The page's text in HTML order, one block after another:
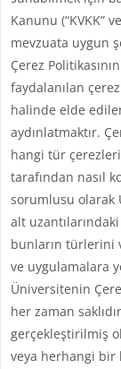
Kanunu (“KVKK”
mevzuata uygun
Çerez
faydalanılan
halinde elde
aydınlatmaktır.
hangi tür
tarafından nasıl
sorumlusu olarak
alt
bunların türlerini
ve uygulamalara
Üniversitenin
her zaman
gerçekleştirilmiş
veya herhangi bir